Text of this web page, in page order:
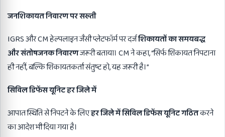
जनशिकायत निवारण पर सख्ती
IGRS और CM हेल्पलाइन जैसी प्लेटफॉर्म पर दर्जशिकायतों का समयबद्ध
और संतोषजनक निवारणजरूरी बताया। CM ने कहा, “सिर्फ शिकायत निपटाना
ही नहीं, बल्कि शिकायतकर्ता संतुष्ट हो, यह जरूरी है।”
सिविल डिफेंस यूनिट हर जिले में
आपात स्थिति से निपटने के लिएहर जिले में सिविल डिफेंस यूनिट गठितकरने
का आदेश भी दिया गया है।